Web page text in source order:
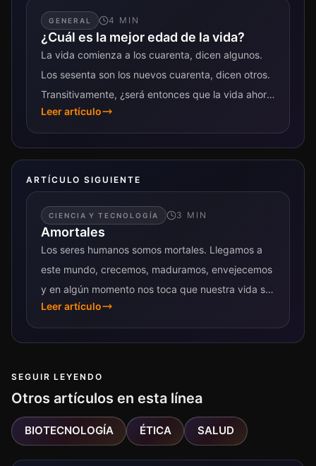
GENERAL 4 MIN
¿Cuál es la mejor edad de la vida?
La vida comienza a los cuarenta, dicen algunos.
Los sesenta son los nuevos cuarenta, dicen otros.
Transitivamente, ¿será entonces que la vida ahora
comienza a los sesenta? Desde...
Leer artículo
ARTÍCULO SIGUIENTE
CIENCIA Y TECNOLOGÍA 3 MIN
Amortales
Los seres humanos somos mortales. Llegamos a
este mundo, crecemos, maduramos, envejecemos
y en algún momento nos toca que nuestra vida se
termine. La razón biológica por la...
Leer artículo
SEGUIR LEYENDO
Otros artículos en esta línea
BIOTECNOLOGÍA ÉTICA SALUD